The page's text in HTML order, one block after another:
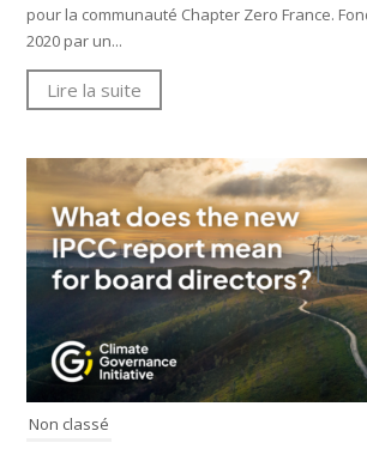
pour la communauté Chapter Zero France.
2020 par un...
Lire la suite
Non classé